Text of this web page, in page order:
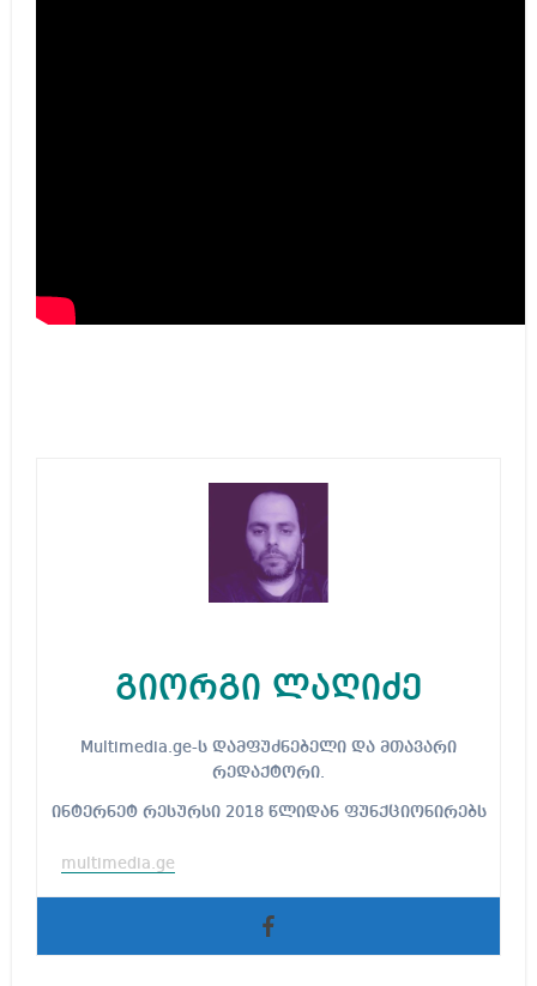
გიორგი ლაღიძე
Multimedia.ge-ს დამფუძნებელი და მთავარი
რედაქტორი.
ინტერნეტ რესურსი 2018 წლიდან ფუნქციონირებს
multimedia.ge